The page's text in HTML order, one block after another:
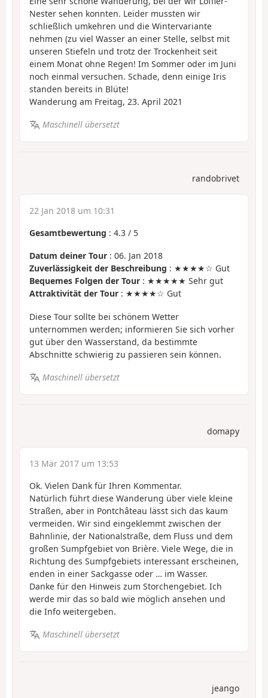
Nester sehen konnten. Leider mussten wir
schließlich umkehren und die Wintervariante
nehmen (zu viel Wasser an einer Stelle, selbst mit
unseren Stiefeln und trotz der Trockenheit seit
einem Monat ohne Regen! Im Sommer oder im Juni
noch einmal versuchen. Schade, denn einige Iris
standen bereits in Blüte!
Wanderung am Freitag, 23. April 2021
Maschinell übersetzt
randobrivet
22 Jan 2018 um 10:31
Gesamtbewertung : 4.3 / 5
Datum deiner Tour : 06. Jan 2018
Zuverlässigkeit der Beschreibung : ★★★★☆ Gut
Bequemes Folgen der Tour : ★★★★★ Sehr gut
Attraktivität der Tour : ★★★★☆ Gut
Diese Tour sollte bei schönem Wetter
unternommen werden; informieren Sie sich vorher
gut über den Wasserstand, da bestimmte
Abschnitte schwierig zu passieren sein können.
Maschinell übersetzt
domapy
13 Mär 2017 um 13:53
Ok. Vielen Dank für Ihren Kommentar.
Natürlich führt diese Wanderung über viele kleine
Straßen, aber in Pontchâteau lässt sich das kaum
vermeiden. Wir sind eingeklemmt zwischen der
Bahnlinie, der Nationalstraße, dem Fluss und dem
großen Sumpfgebiet von Brière. Viele Wege, die in
Richtung des Sumpfgebiets interessant erscheinen,
enden in einer Sackgasse oder … im Wasser.
Danke für den Hinweis zum Storchengebiet. Ich
werde mir das so bald wie möglich ansehen und
die Info weitergeben.
Maschinell übersetzt
jeango